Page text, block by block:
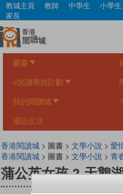
Skip
main
content
教城主頁 教師 中學生
小學生
家長
圖書
e悅讀學校計劃
我的閱讀城
漫話生活
香港閱讀城> 圖書 > 文學小說 > 愛
香港閱讀城> 圖書 > 文學小說 > 青
蒲公英女孩 2 天鵝